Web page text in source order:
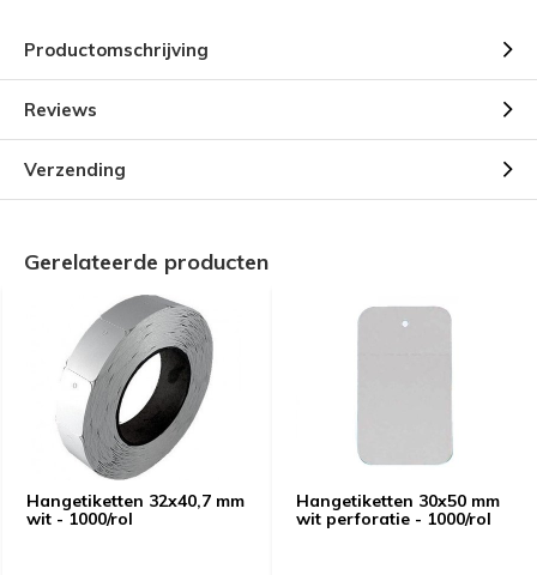
Productomschrijving
Reviews
Verzending
Gerelateerde producten
Hangetiketten 32x40,7 mm
wit - 1000/rol
Hangetiketten 30x50 mm
wit perforatie - 1000/rol